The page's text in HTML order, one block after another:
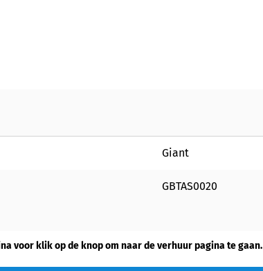
Giant
GBTAS0020
voor klik op de knop om naar de verhuur pagina te gaan.